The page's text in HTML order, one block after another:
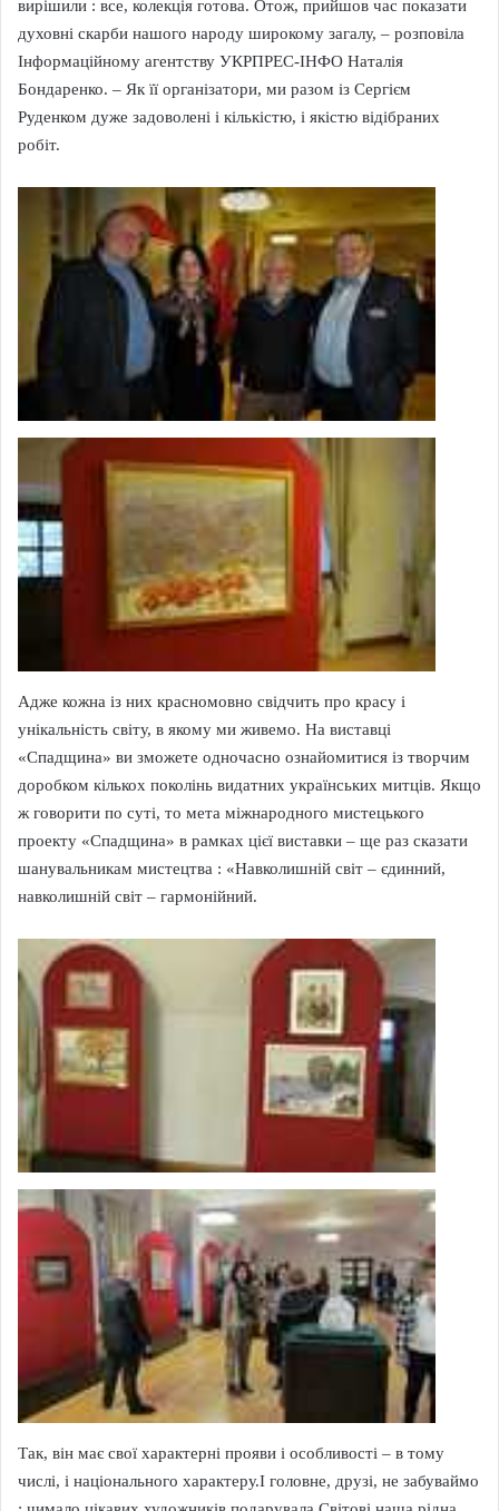
вирішили : все, колекція готова. Отож, прийшов час показати
духовні скарби нашого народу широкому загалу, – розповіла
Інформаційному агентству УКРПРЕС-ІНФО Наталія
Бондаренко. – Як її організатори, ми разом із Сергієм
Руденком дуже задоволені і кількістю, і якістю відібраних
робіт.
Адже кожна із них красномовно свідчить про красу і
унікальність світу, в якому ми живемо. На виставці
«Спадщина» ви зможете одночасно ознайомитися із творчим
доробком кількох поколінь видатних українських митців. Якщо
ж говорити по суті, то мета міжнародного мистецького
проекту «Спадщина» в рамках цієї виставки – ще раз сказати
шанувальникам мистецтва : «Навколишній світ – єдинний,
навколишній світ – гармонійний.
Так, він має свої характерні прояви і особливості – в тому
числі, і національного характеру.І головне, друзі, не забуваймо